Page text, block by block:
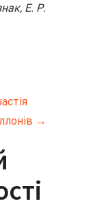
Е. Р.
→